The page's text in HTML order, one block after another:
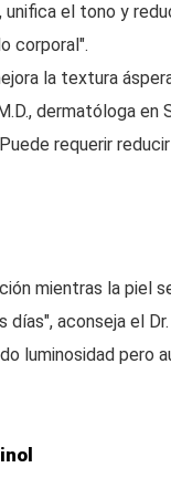
el tono y
corporal".
la textura
dermatóloga en
requerir
mientras la piel
aconseja el
luminosidad pero